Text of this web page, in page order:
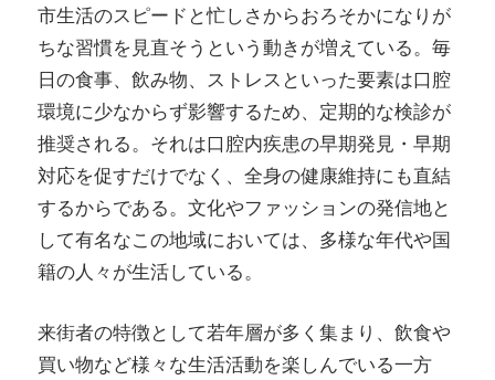
市生活のスピードと忙しさからおろそかになりが
ちな習慣を見直そうという動きが増えている。毎
日の食事、飲み物、ストレスといった要素は口腔
環境に少なからず影響するため、定期的な検診が
推奨される。それは口腔内疾患の早期発見・早期
対応を促すだけでなく、全身の健康維持にも直結
するからである。文化やファッションの発信地と
して有名なこの地域においては、多様な年代や国
籍の人々が生活している。
来街者の特徴として若年層が多く集まり、飲食や
買い物など様々な生活活動を楽しんでいる一方